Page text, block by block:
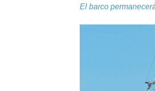
El barco